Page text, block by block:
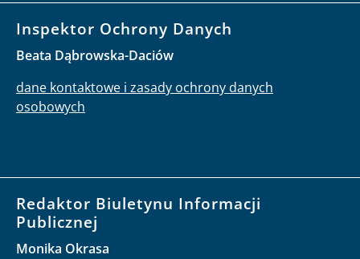
Inspektor Ochrony Danych
Beata Dąbrowska-Daciów
dane kontaktowe i zasady ochrony danych
osobowych
Redaktor Biuletynu Informacji
Publicznej
Monika Okrasa